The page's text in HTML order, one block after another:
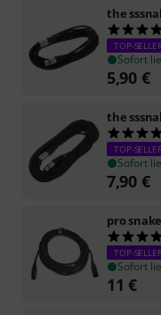
the
TOP-
Sofort
5,90 €
the
TOP-
Sofort
7,90 €
pro snake
TOP-
Sofort
11 €